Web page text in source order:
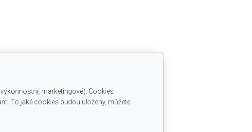
marketingové). Cookies
To jaké cookies budou uloženy, můžete